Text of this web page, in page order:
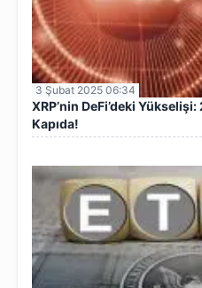
3 Şubat 2025 06:34
XRP’nin DeFi’deki
Kapıda!